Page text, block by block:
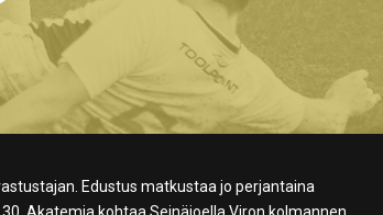
Edustus matkustaa jo perjantaina